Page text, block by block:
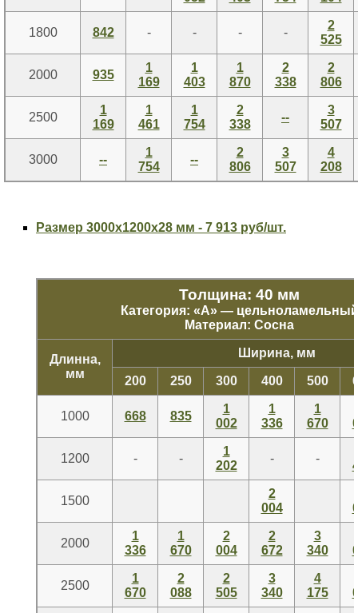
1800 842 - - - -
2
525
2000 935
1
169
1
403
1
870
2
338
2
806
2500
1
169
1
461
1
754
2
338
--
3
507
3000 --
1
754
--
2
806
3
507
4
208
Размер 3000х1200х28 мм - 7 913 руб/шт.
Толщина: 40 мм
Категория: «А» — цельноламельный
Материал: Сосна
Длинна,
мм
Ширина, мм
200 250 300 400 500
1000 668 835
1
002
1
336
1
670
1200 - -
1
202
- -
1500
2
004
2000
1
336
1
670
2
004
2
672
3
340
2500
1
670
2
088
2
505
3
340
4
175